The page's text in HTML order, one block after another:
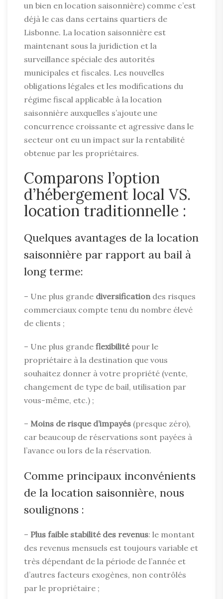
un bien en location saisonnière) comme c’est
déjà le cas dans certains quartiers de
Lisbonne. La location saisonnière est
maintenant sous la juridiction et la
surveillance spéciale des autorités
municipales et fiscales. Les nouvelles
obligations légales et les modifications du
régime fiscal applicable à la location
saisonnière auxquelles s’ajoute une
concurrence croissante et agressive dans le
secteur ont eu un impact sur la rentabilité
obtenue par les propriétaires.
Comparons l’option
d’hébergement local VS.
location traditionnelle :
Quelques avantages de la location
saisonnière par rapport au bail à
long terme:
– Une plus grande diversificationdes risques
commerciaux compte tenu du nombre élevé
de clients ;
– Une plus grande flexibilitépour le
propriétaire à la destination que vous
souhaitez donner à votre propriété (vente,
changement de type de bail, utilisation par
vous-même, etc.) ;
– Moins de risque d’impayés (presque zéro),
car beaucoup de réservations sont payées à
l’avance ou lors de la réservation.
Comme principaux inconvénients
de la location saisonnière, nous
soulignons :
– Plus faible stabilité des revenus: le montant
des revenus mensuels est toujours variable et
très dépendant de la période de l’année et
d’autres facteurs exogènes, non contrôlés
par le propriétaire ;